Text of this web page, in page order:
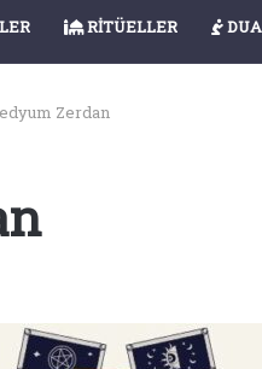
RİTÜELLER
Zerdan